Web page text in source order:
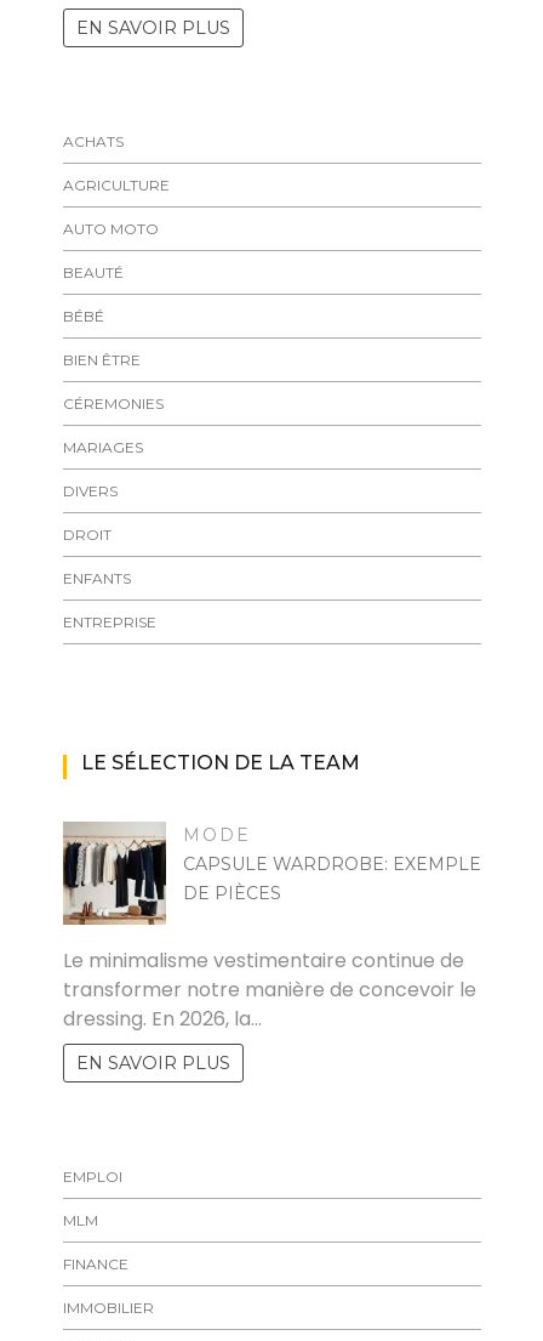
EN SAVOIR PLUS
ACHATS
AGRICULTURE
AUTO MOTO
BEAUTÉ
BÉBÉ
BIEN ÊTRE
CÉREMONIES
MARIAGES
DIVERS
DROIT
ENFANTS
ENTREPRISE
LE SÉLECTION DE LA TEAM
MODE
CAPSULE WARDROBE: EXEMPLE
DE PIÈCES
Le minimalisme vestimentaire continue de
transformer notre manière de concevoir le
dressing. En 2026, la…
EN SAVOIR PLUS
EMPLOI
MLM
FINANCE
IMMOBILIER